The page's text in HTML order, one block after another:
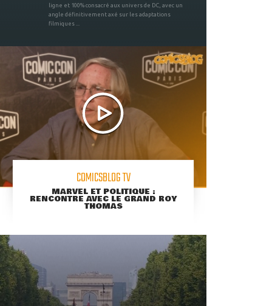
ligne et 100% consacré aux univers de DC, avec un
angle définitivement axé sur les adaptations
filmiques ...
COMICSBLOG TV
MARVEL ET POLITIQUE :
RENCONTRE AVEC LE GRAND ROY
THOMAS